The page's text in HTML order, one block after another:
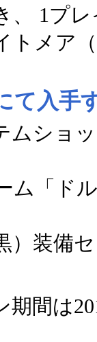
、 1プ
トメア
て入手
ムショ
ム「ド
）装備
期間は